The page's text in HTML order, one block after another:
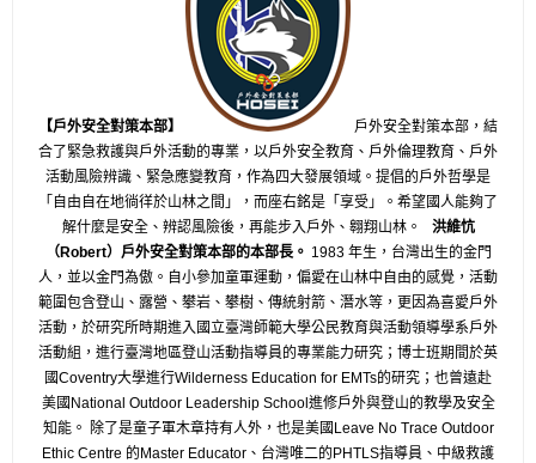
【戶外安全對策本部】
戶外安全對策本部，結
合了緊急救護與戶外活動的專業，以戶外安全教育、戶外倫理教育、戶外
活動風險辨識、緊急應變教育，作為四大發展領域。提倡的戶外哲學是
「自由自在地徜徉於山林之間」，而座右銘是「享受」。希望國人能夠了
解什麼是安全、辨認風險後，再能步入戶外、翱翔山林。 洪維忼
（Robert）戶外安全對策本部的本部長。 1983 年生，台灣出生的金門
人，並以金門為傲。自小參加童軍運動，偏愛在山林中自由的感覺，活動
範圍包含登山、露營、攀岩、攀樹、傳統射箭、潛水等，更因為喜愛戶外
活動，於研究所時期進入國立臺灣師範大學公民教育與活動領導學系戶外
活動組，進行臺灣地區登山活動指導員的專業能力研究；博士班期間於英
國Coventry大學進行Wilderness Education for EMTs的研究；也曾遠赴
美國National Outdoor Leadership School進修戶外與登山的教學及安全
知能。 除了是童子軍木章持有人外，也是美國Leave No Trace Outdoor
Ethic Centre 的Master Educator、台灣唯二的PHTLS指導員、中級救護